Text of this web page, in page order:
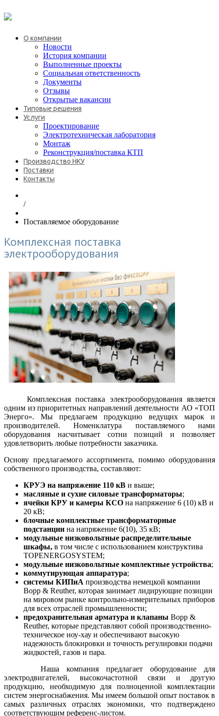
О компании
Новости
История компании
Выполненные проекты
Социальная ответственность
Документы
Отзывы
Открытые вакансии
Типовые решения
Услуги
Проектирование
Электротехническая лаборатория
Монтаж
Реконструкция/поставка КТП
Производство НКУ
Поставки
Контакты
/
Поставляемое оборудование
Комплексная поставка
электрооборудования
Комплексная поставка электрооборудования является
одним из приоритетных направлений деятельности АО «ТОП
Энерго». Мы предлагаем продукцию ведущих марок и
производителей. Номенклатура поставляемого нами
оборудования насчитывает сотни позиций и позволяет
удовлетворить любые потребности заказчика.
Основу предлагаемого ассортимента, помимо оборудования
собственного производства, составляют:
КРУЭ на напряжение 110 кВ и выше;
масляные и сухие силовые трансформаторы;
ячейки КРУ и камеры КСО на напряжение 6 (10) кВ и
20 кВ;
блочные комплектные трансформаторные
подстанции на напряжение 6(10), 35 кВ;
модульные низковольтные распределительные
шкафы, в том числе с использованием конструктива
TOPENERGOSYSTEM;
модульные низковольтные комплектные устройства;
коммутирующая аппаратура;
системы КИПиА производства немецкой компании
Bopp & Reuther, которая занимает лидирующие позиции
на мировом рынке контрольно-измерительных приборов
для всех отраслей промышленности;
предохранительная арматура и клапаны Bopp &
Reuther, которые представляют собой производственно-
техническое ноу-хау и обеспечивают высокую
надежность блокировки и точность регулировки подачи
жидкостей, газов и пара.
Наша компания предлагает оборудование для
электродвигателей, высокочастотной связи и другую
продукцию, необходимую для полноценной комплектации
систем энергоснабжения. Мы имеем большой опыт поставок в
самых различных отраслях экономики, что подтверждено
соответствующим референс-листом.